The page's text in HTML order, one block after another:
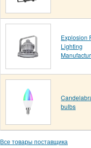
Explosion
Lighting
bulbs
Все товары поставщика